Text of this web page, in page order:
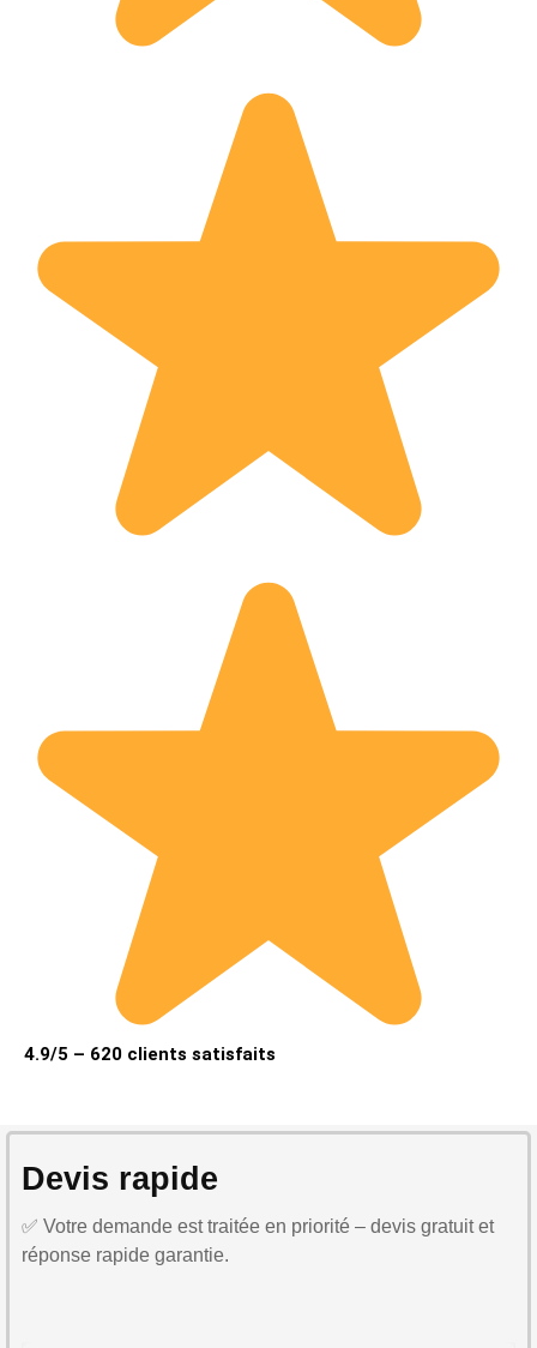
4.9/5 – 620 clients satisfaits
Devis rapide
✅ Votre demande est traitée en priorité – devis gratuit et
réponse rapide garantie.